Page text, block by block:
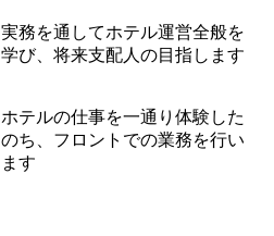
実務を通してホテル運営全般を
学び、将来支配人の目指します
ホテルの仕事を一通り体験した
のち、フロントでの業務を行い
ます